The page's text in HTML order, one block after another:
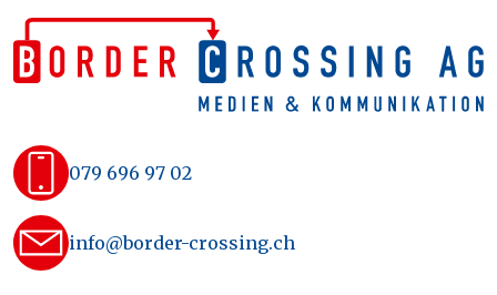
Skip
to
content
079 696 97 02
info@border-crossing.ch